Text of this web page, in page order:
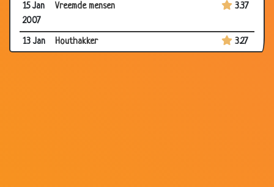
15 Jan
2007
Vreemde mensen 3.37
13 Jan
Houthakker 3.27